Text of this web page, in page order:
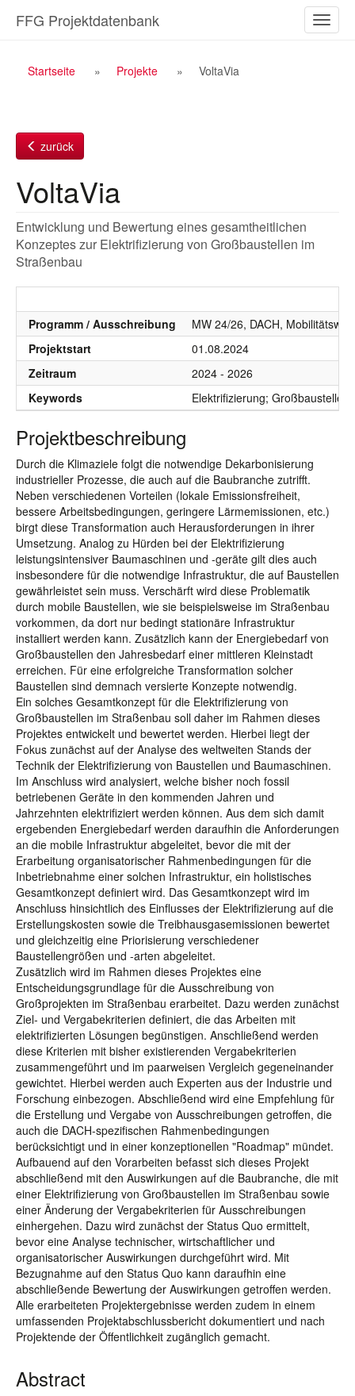
Inhalt
ein-/
FFG Projektdatenbank
Breadcrumb
Startseite Projekte VoltaVia
zurück
VoltaVia
Entwicklung und Bewertung eines gesamtheitlichen
Konzeptes zur Elektrifizierung von Großbaustellen im
Straßenbau
Programm / Ausschreibung
MW 24/26, DACH,
Projektstart
01.08.2024
Zeitraum
2024 - 2026
Keywords
Elektrifizierung; Großbaustelle;
Projektbeschreibung
Durch die Klimaziele folgt die notwendige Dekarbonisierung
industrieller Prozesse, die auch auf die Baubranche zutrifft.
Neben verschiedenen Vorteilen (lokale Emissionsfreiheit,
bessere Arbeitsbedingungen, geringere Lärmemissionen, etc.)
birgt diese Transformation auch Herausforderungen in ihrer
Umsetzung. Analog zu Hürden bei der Elektrifizierung
leistungsintensiver Baumaschinen und -geräte gilt dies auch
insbesondere für die notwendige Infrastruktur, die auf Baustellen
gewährleistet sein muss. Verschärft wird diese Problematik
durch mobile Baustellen, wie sie beispielsweise im Straßenbau
vorkommen, da dort nur bedingt stationäre Infrastruktur
installiert werden kann. Zusätzlich kann der Energiebedarf von
Großbaustellen den Jahresbedarf einer mittleren Kleinstadt
erreichen. Für eine erfolgreiche Transformation solcher
Baustellen sind demnach versierte Konzepte notwendig.
Ein solches Gesamtkonzept für die Elektrifizierung von
Großbaustellen im Straßenbau soll daher im Rahmen dieses
Projektes entwickelt und bewertet werden. Hierbei liegt der
Fokus zunächst auf der Analyse des weltweiten Stands der
Technik der Elektrifizierung von Baustellen und Baumaschinen.
Im Anschluss wird analysiert, welche bisher noch fossil
betriebenen Geräte in den kommenden Jahren und
Jahrzehnten elektrifiziert werden können. Aus dem sich damit
ergebenden Energiebedarf werden daraufhin die Anforderungen
an die mobile Infrastruktur abgeleitet, bevor die mit der
Erarbeitung organisatorischer Rahmenbedingungen für die
Inbetriebnahme einer solchen Infrastruktur, ein holistisches
Gesamtkonzept definiert wird. Das Gesamtkonzept wird im
Anschluss hinsichtlich des Einflusses der Elektrifizierung auf die
Erstellungskosten sowie die Treibhausgasemissionen bewertet
und gleichzeitig eine Priorisierung verschiedener
Baustellengrößen und -arten abgeleitet.
Zusätzlich wird im Rahmen dieses Projektes eine
Entscheidungsgrundlage für die Ausschreibung von
Großprojekten im Straßenbau erarbeitet. Dazu werden zunächst
Ziel- und Vergabekriterien definiert, die das Arbeiten mit
elektrifizierten Lösungen begünstigen. Anschließend werden
diese Kriterien mit bisher existierenden Vergabekriterien
zusammengeführt und im paarweisen Vergleich gegeneinander
gewichtet. Hierbei werden auch Experten aus der Industrie und
Forschung einbezogen. Abschließend wird eine Empfehlung für
die Erstellung und Vergabe von Ausschreibungen getroffen, die
auch die DACH-spezifischen Rahmenbedingungen
berücksichtigt und in einer konzeptionellen "Roadmap" mündet.
Aufbauend auf den Vorarbeiten befasst sich dieses Projekt
abschließend mit den Auswirkungen auf die Baubranche, die mit
einer Elektrifizierung von Großbaustellen im Straßenbau sowie
einer Änderung der Vergabekriterien für Ausschreibungen
einhergehen. Dazu wird zunächst der Status Quo ermittelt,
bevor eine Analyse technischer, wirtschaftlicher und
organisatorischer Auswirkungen durchgeführt wird. Mit
Bezugnahme auf den Status Quo kann daraufhin eine
abschließende Bewertung der Auswirkungen getroffen werden.
Alle erarbeiteten Projektergebnisse werden zudem in einem
umfassenden Projektabschlussbericht dokumentiert und nach
Projektende der Öffentlichkeit zugänglich gemacht.
Abstract